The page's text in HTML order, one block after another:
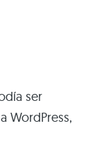
ser
WordPress,